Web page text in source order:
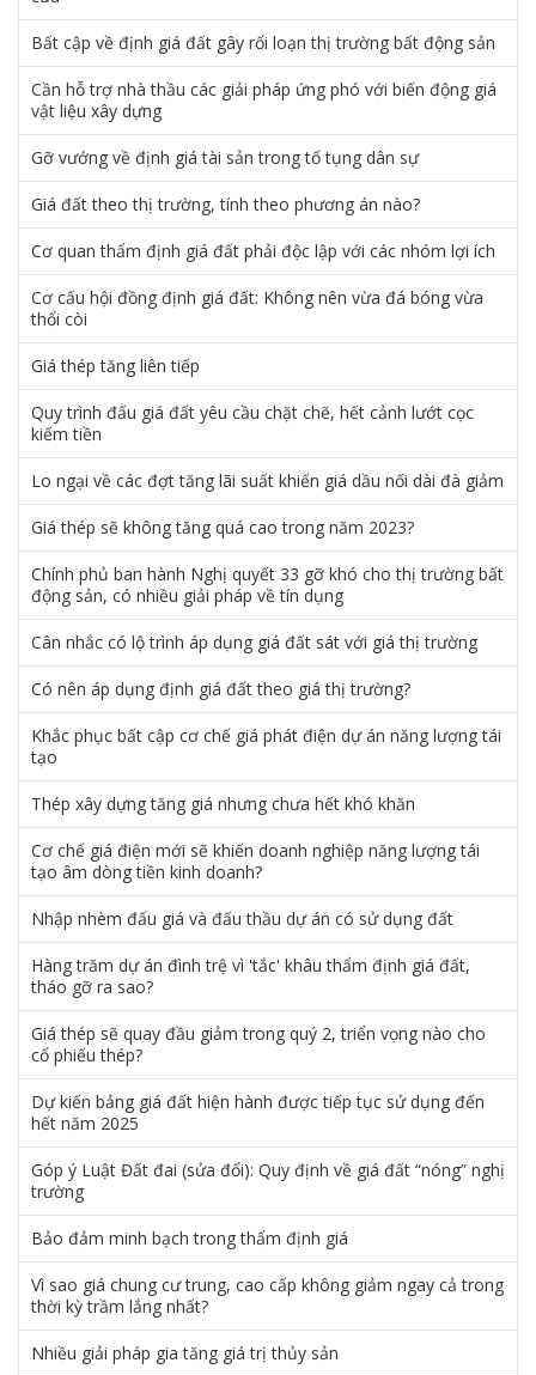
Bất cập về định giá đất gây rối loạn thị trường bất động sản
Cần hỗ trợ nhà thầu các giải pháp ứng phó với biến động giá
vật liệu xây dựng
Gỡ vướng về định giá tài sản trong tố tụng dân sự
Giá đất theo thị trường, tính theo phương án nào?
Cơ quan thẩm định giá đất phải độc lập với các nhóm lợi ích
Cơ cấu hội đồng định giá đất: Không nên vừa đá bóng vừa
thổi còi
Giá thép tăng liên tiếp
Quy trình đấu giá đất yêu cầu chặt chẽ, hết cảnh lướt cọc
kiếm tiền
Lo ngại về các đợt tăng lãi suất khiến giá dầu nối dài đà giảm
Giá thép sẽ không tăng quá cao trong năm 2023?
Chính phủ ban hành Nghị quyết 33 gỡ khó cho thị trường bất
động sản, có nhiều giải pháp về tín dụng
Cân nhắc có lộ trình áp dụng giá đất sát với giá thị trường
Có nên áp dụng định giá đất theo giá thị trường?
Khắc phục bất cập cơ chế giá phát điện dự án năng lượng tái
tạo
Thép xây dựng tăng giá nhưng chưa hết khó khăn
Cơ chế giá điện mới sẽ khiến doanh nghiệp năng lượng tái
tạo âm dòng tiền kinh doanh?
Nhập nhèm đấu giá và đấu thầu dự án có sử dụng đất
Hàng trăm dự án đình trệ vì 'tắc' khâu thẩm định giá đất,
tháo gỡ ra sao?
Giá thép sẽ quay đầu giảm trong quý 2, triển vọng nào cho
cổ phiếu thép?
Dự kiến bảng giá đất hiện hành được tiếp tục sử dụng đến
hết năm 2025
Góp ý Luật Đất đai (sửa đổi): Quy định về giá đất “nóng” nghị
trường
Bảo đảm minh bạch trong thẩm định giá
Vì sao giá chung cư trung, cao cấp không giảm ngay cả trong
thời kỳ trầm lắng nhất?
Nhiều giải pháp gia tăng giá trị thủy sản